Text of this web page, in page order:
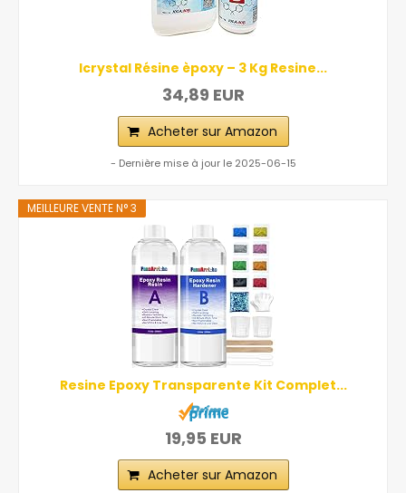
Icrystal Résine èpoxy – 3 Kg Resine...
34,89 EUR
Acheter sur Amazon
- Dernière mise à jour le 2025-06-15
MEILLEURE VENTE N° 3
Resine Epoxy Transparente Kit Complet...
19,95 EUR
Acheter sur Amazon